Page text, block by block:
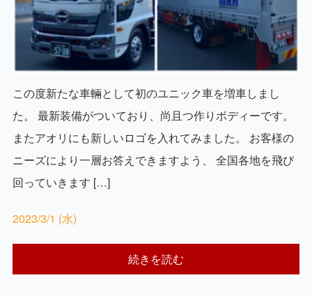
この度新たな車輛として初のユニック車を増車しまし
た。 最新装備がついており、尚且つ作りボディーです。
またアオリにも新しいロゴを入れてみました。 お客様の
ニーズにより一層お答えできますよう、 全国各地を飛び
回っていきます […]
2023/3/1 (水)
続きを読む